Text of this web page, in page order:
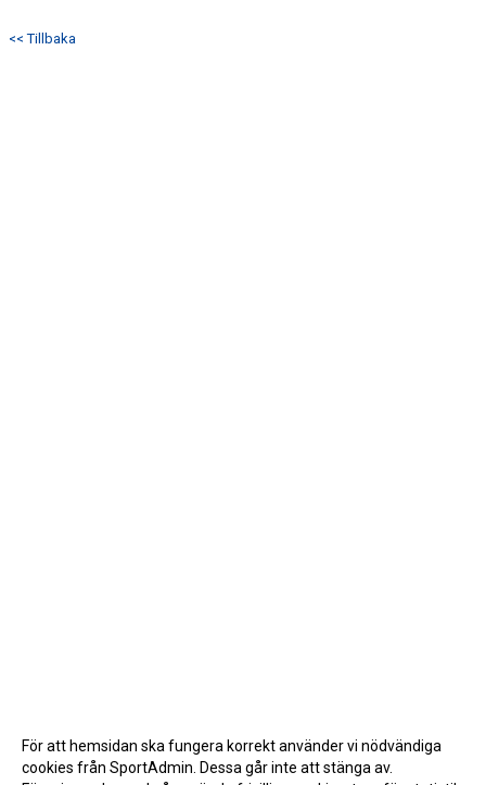
<< Tillbaka
För att hemsidan ska fungera korrekt använder vi nödvändiga
cookies från SportAdmin. Dessa går inte att stänga av.